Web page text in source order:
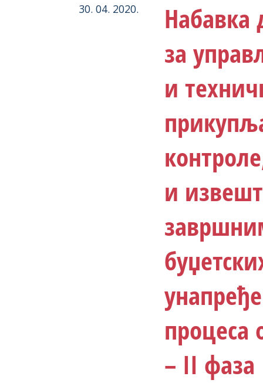
30. 04. 2020.
Набавка
за
и
и
процеса
– II фаза